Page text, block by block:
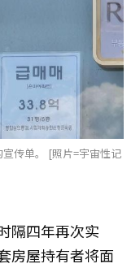
传单。 [照片=宇宙性记
隔四年再次实
房屋持有者将面